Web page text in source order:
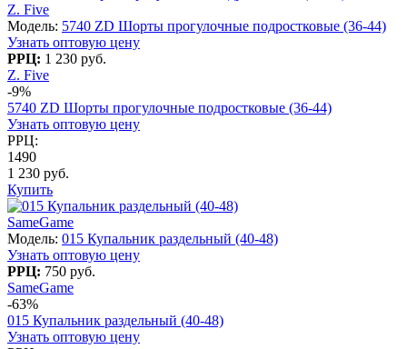
Z. Five
Модель: 5740 ZD Шорты прогулочные подростковые (36-44)
Узнать оптовую цену
РРЦ: 1 230 руб.
Z. Five
-9%
5740 ZD Шорты прогулочные подростковые (36-44)
Узнать оптовую цену
РРЦ:
1490
1 230 руб.
Купить
SameGame
Модель: 015 Купальник раздельный (40-48)
Узнать оптовую цену
РРЦ: 750 руб.
SameGame
-63%
015 Купальник раздельный (40-48)
Узнать оптовую цену